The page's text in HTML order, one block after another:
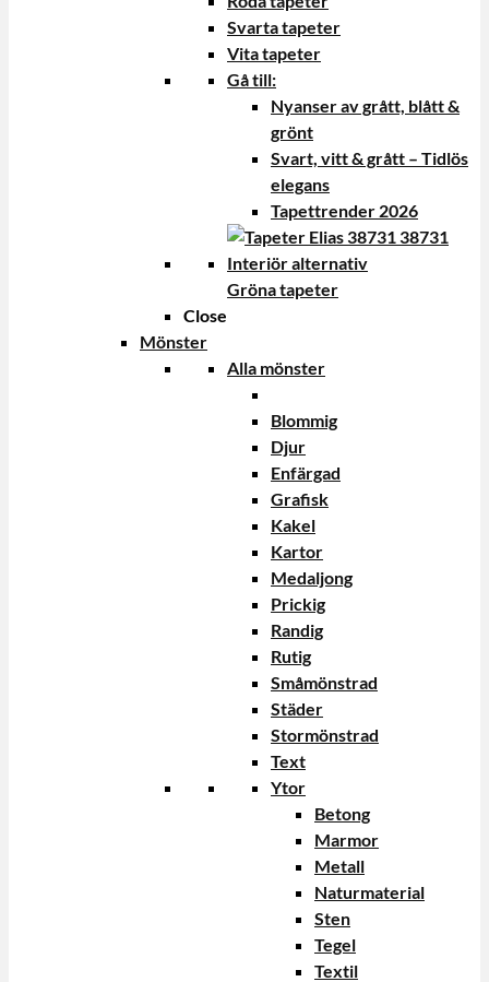
Svarta tapeter
Vita tapeter
Gå till:
Nyanser av grått, blått &
grönt
Svart, vitt & grått – Tidlös
elegans
Tapettrender 2026
Gröna tapeter
Close
Mönster
Alla mönster
Blommig
Djur
Enfärgad
Grafisk
Kakel
Kartor
Medaljong
Prickig
Randig
Rutig
Småmönstrad
Städer
Stormönstrad
Text
Ytor
Betong
Marmor
Metall
Naturmaterial
Sten
Tegel
Textil